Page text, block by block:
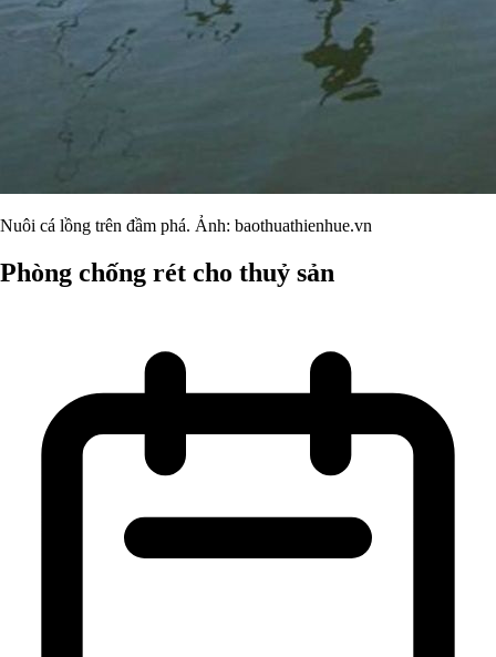
Nuôi cá lồng trên đầm phá. Ảnh: baothuathienhue.vn
Phòng chống rét cho thuỷ sản